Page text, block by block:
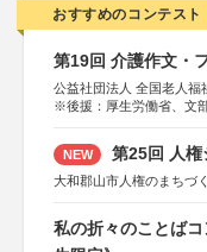
おすすめのコンテスト
第19回 介護作文・
公益社団法人 全国老人福
※後援：厚生労働省、文
NEW 第25回 人権
大和郡山市人権のまちづ
私の折々のことば